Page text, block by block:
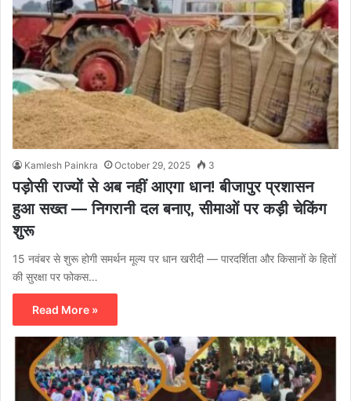
Kamlesh Painkra October 29, 2025 3
पड़ोसी राज्यों से अब नहीं आएगा धान! बीजापुर प्रशासन
हुआ सख्त — निगरानी दल बनाए, सीमाओं पर कड़ी चेकिंग
शुरू
15 नवंबर से शुरू होगी समर्थन मूल्य पर धान खरीदी — पारदर्शिता और किसानों के हितों
की सुरक्षा पर फोकस…
Read More »